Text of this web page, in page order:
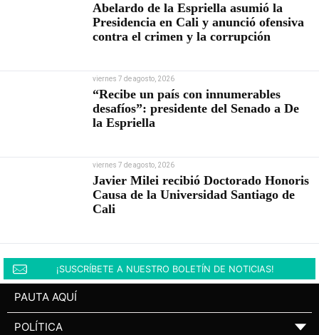
Abelardo de la Espriella asumió la
Presidencia en Cali y anunció ofensiva
contra el crimen y la corrupción
viernes 7 de agosto, 2026
“Recibe un país con innumerables
desafíos”: presidente del Senado a De
la Espriella
viernes 7 de agosto, 2026
Javier Milei recibió Doctorado Honoris
Causa de la Universidad Santiago de
Cali
¡SUSCRÍBETE A NUESTRO BOLETÍN DE NOTICIAS!
PAUTA AQUÍ
POLÍTICA ▼